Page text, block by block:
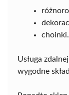
choinki.
Usługa
wygodne